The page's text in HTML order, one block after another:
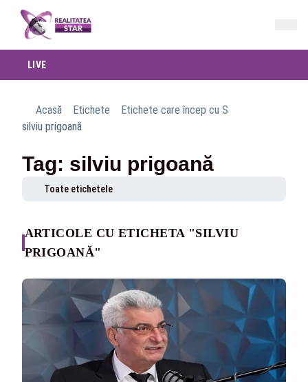
LIVE
Acasă Etichete
Etichete care încep cu S
silviu prigoană
Tag: silviu prigoană
Toate etichetele
ARTICOLE CU ETICHETA "SILVIU
PRIGOANĂ"